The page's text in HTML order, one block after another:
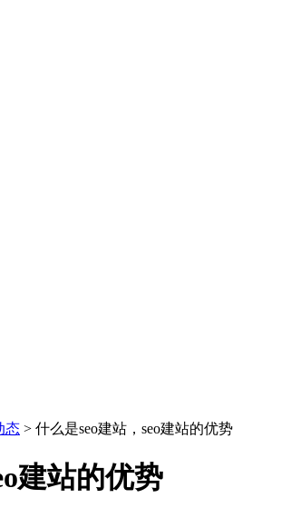
态 > 什么是seo建站，seo建站的优势
建站的优势